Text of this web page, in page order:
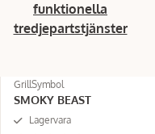
funktionella
tredjepartstjänster
GrillSymbol
SMOKY BEAST
Lagervara